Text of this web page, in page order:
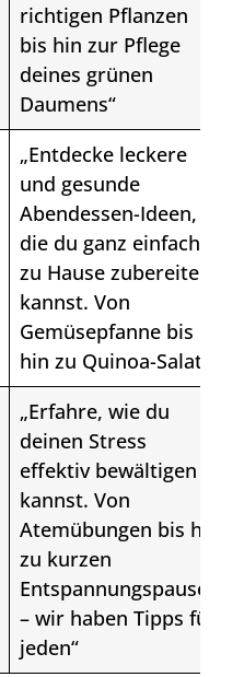
richtigen Pflanzen
bis hin zur Pflege
deines grünen
Daumens“
„Entdecke leckere
und gesunde
Abendessen-Ideen,
die du ganz einfach
zu Hause zubereiten
kannst. Von
Gemüsepfanne bis
hin zu Quinoa-Salat“
„Erfahre, wie du
deinen Stress
effektiv bewältigen
kannst. Von
Atemübungen bis hin
zu kurzen
Entspannungspausen
– wir haben Tipps für
jeden“